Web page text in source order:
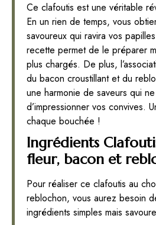
Ce clafoutis est une véritable
En un rien de temps, vous
savoureux qui ravira vos
recette permet de le préparer
plus chargés. De plus,
du bacon croustillant et du
une harmonie de saveurs qui
d’impressionner vos convives.
chaque bouchée !
Ingrédients
fleur, bacon et
Pour réaliser ce clafoutis au
reblochon, vous aurez besoin
ingrédients simples mais